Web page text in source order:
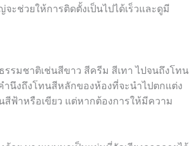
ะช่วยให้การติดตั้งเป็นไปได้เร็วและดูมี
รมชาติเช่นสีขาว สีครีม สีเทา ไปจนถึงโทน
ำนึงถึงโทนสีหลักของห้องที่จะนำไปตกแต่ง
สีฟ้าหรือเขียว แต่หากต้องการให้มีความ